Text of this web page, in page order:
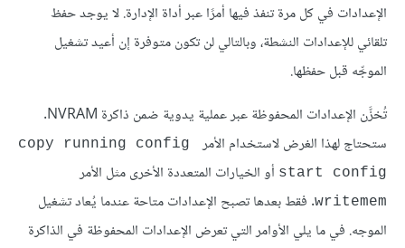
الإعدادات في كل مرة تنفذ فيها أمرًا عبر أداة الإدارة. لا يوجد حفظ
تلقائي للإعدادات النشطة، وبالتالي لن تكون متوفرة إن أعيد تشغيل
الموجِّه قبل حفظها.
تُخزَّن الإعدادات المحفوظة عبر عملية يدوية ضمن ذاكرة NVRAM.
ستحتاج لهذا الغرض لاستخدام الأمر
copy running config
start config أو الخيارات المتعددة الأخرى مثل الأمر
writemem. فقط بعدها تصبح الإعدادات متاحة عندما يُعاد تشغيل
الموجه. في ما يلي الأوامر التي تعرض الإعدادات المحفوظة في الذاكرة